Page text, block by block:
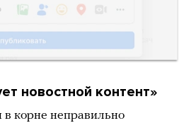
новостной контент»
корне неправильно